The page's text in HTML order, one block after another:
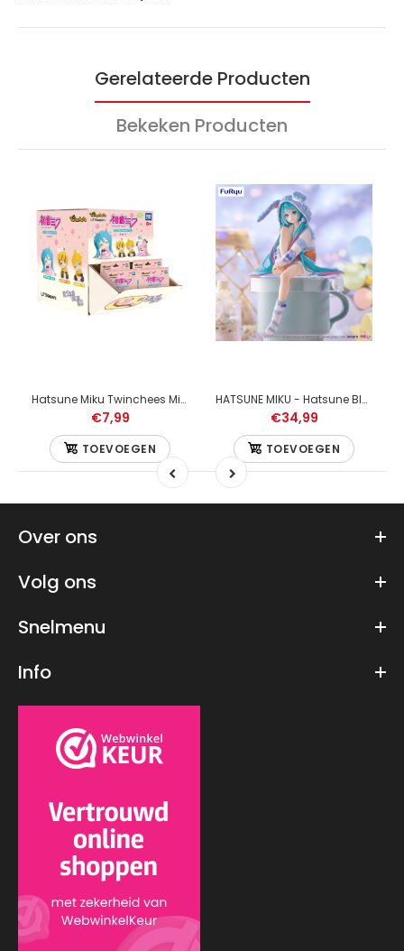
Gerelateerde Producten
Bekeken Producten
Hatsune Miku Twinchees Mini Figures Lil' Sleepers Wave 3 5 cm Blind Pack (1 stuk)
€7,99
TOEVOEGEN
HATSUNE MIKU - Hatsune Blue Pajama Ver - Statue 14cm
€34,99
TOEVOEGEN
Over ons
Volg ons
Snelmenu
Info